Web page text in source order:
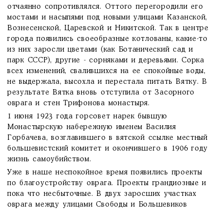
отчаянно сопротивлялся. Оттого перегородили его
мостами и насыпями под новыми улицами Казанской,
Вознесенской, Царевской и Никитской. Так в центре
города появились своеобразные котлованы, какие-то
из них заросли цветами (как Ботанический сад и
парк СССР), другие - сорняками и деревьями. Сорка
всех изменений, свалившихся на ее спокойные воды,
не выдержала, высохла и перестала питать Вятку. В
результате Вятка вновь отступила от Засорного
оврага и стен Трифонова монастыря.
1 июня 1923 года горсовет нарек бывшую
Монастырскую набережную именем Василия
Горбачева, возглавившего в вятской ссылке местный
большевистский комитет и окончившего в 1906 году
жизнь самоубийством.
Уже в наше неспокойное время появились проекты
по благоустройству оврага. Проекты грандиозные и
пока что несбыточные. В двух заросших участках
оврага между улицами Свободы и Большевиков